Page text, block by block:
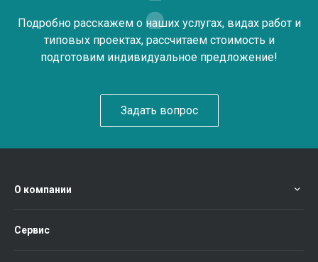
Подробно расскажем о наших услугах, видах работ и
типовых проектах, рассчитаем стоимость и
подготовим индивидуальное предложение!
Задать вопрос
О компании
Сервис